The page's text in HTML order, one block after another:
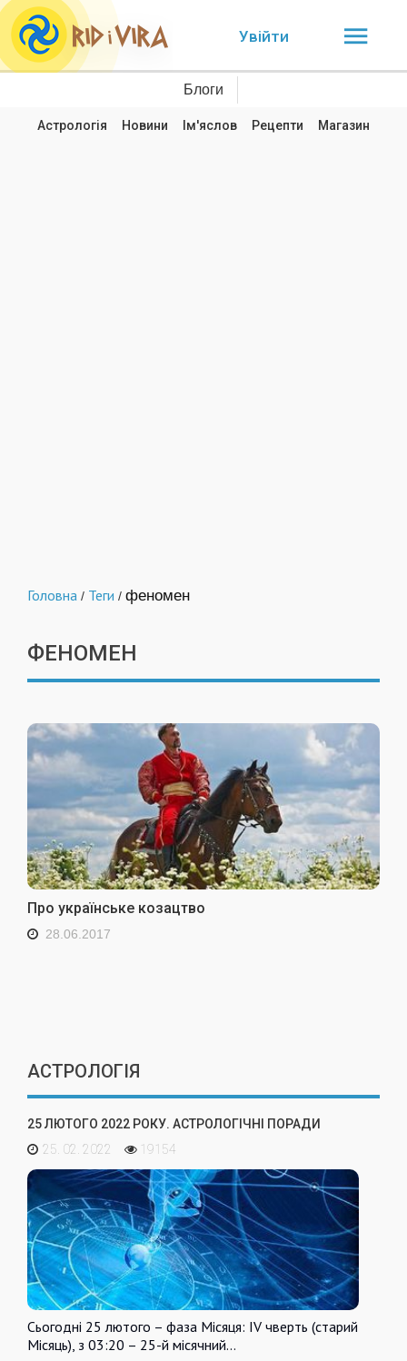
Увійти
Блоги
Астрологія Новини Ім'яслов Рецепти Магазин
Головна / Теги / феномен
ФЕНОМЕН
Про українське козацтво
28.06.2017
АСТРОЛОГІЯ
25 ЛЮТОГО 2022 РОКУ. АСТРОЛОГІЧНІ ПОРАДИ
25. 02. 2022
19154
Сьогодні 25 лютого – фаза Місяця: IV чверть (старий
Місяць), з 03:20 – 25-й місячний…